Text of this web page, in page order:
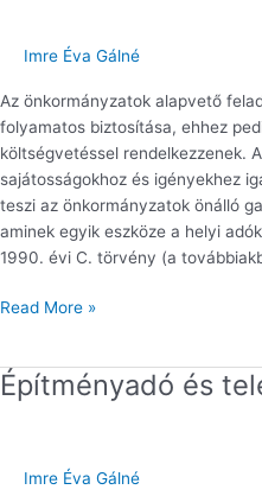
Imre Éva Gálné
Az önkormányzatok alapvető
folyamatos biztosítása, ehhez
költségvetéssel rendelkezzenek.
sajátosságokhoz és igényekhez
teszi az önkormányzatok önálló
aminek egyik eszköze a helyi
1990. évi C. törvény (a
Read More »
Építményadó és
Imre Éva Gálné
Építményadó